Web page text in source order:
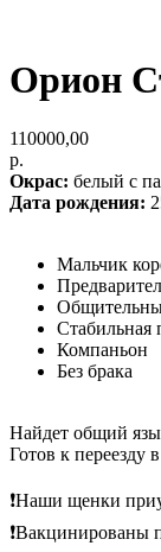
Орион
110000,00
р.
Окрас: белый с
Дата рождения:
Мальчик
Стабильная
Компаньон
Без брака
Найдет общий
Готов к переезду
❗️Наши щенки
❗️Вакцинированы